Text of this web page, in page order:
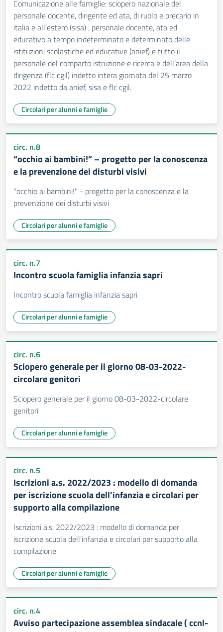
Comunicazione alle famiglie: sciopero nazionale del
personale docente, dirigente ed ata, di ruolo e precario in
italia e all'estero (sisa) , personale docente, ata ed
educativo a tempo indeterminato e determinato delle
istituzioni scolastiche ed educative (anief) e tutto il
personale del comparto istruzione e ricerca e dell’area della
dirigenza (flc cgil) indetto intera giornata del 25 marzo
2022 indetto da anief, sisa e flc cgil.
Circolari per alunni e famiglie
circ. n.8
“occhio ai bambini!” – progetto per la conoscenza
e la prevenzione dei disturbi visivi
"occhio ai bambini!" - progetto per la conoscenza e la
prevenzione dei disturbi visivi
Circolari per alunni e famiglie
circ. n.7
Incontro scuola famiglia infanzia sapri
Incontro scuola famiglia infanzia sapri
Circolari per alunni e famiglie
circ. n.6
Sciopero generale per il giorno 08-03-2022-
circolare genitori
Sciopero generale per il giorno 08-03-2022-circolare
genitori
Circolari per alunni e famiglie
circ. n.5
Iscrizioni a.s. 2022/2023 : modello di domanda
per iscrizione scuola dell’infanzia e circolari per
supporto alla compilazione
Iscrizioni a.s. 2022/2023 : modello di domanda per
iscrizione scuola dell'infanzia e circolari per supporto alla
compilazione
Circolari per alunni e famiglie
circ. n.4
Avviso partecipazione assemblea sindacale ( ccnl-